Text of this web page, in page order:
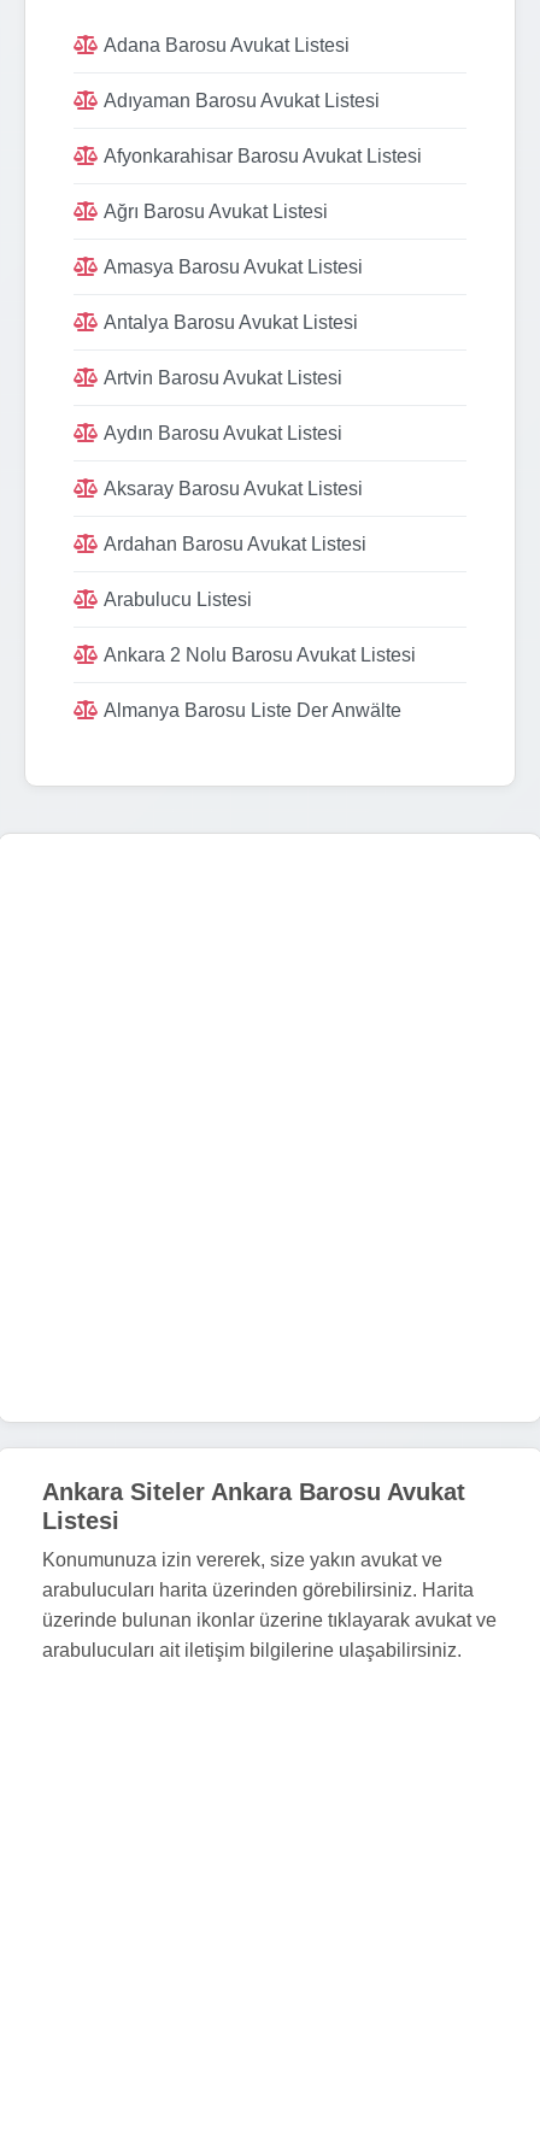
Adana Barosu Avukat Listesi
Adıyaman Barosu Avukat Listesi
Afyonkarahisar Barosu Avukat Listesi
Ağrı Barosu Avukat Listesi
Amasya Barosu Avukat Listesi
Antalya Barosu Avukat Listesi
Artvin Barosu Avukat Listesi
Aydın Barosu Avukat Listesi
Aksaray Barosu Avukat Listesi
Ardahan Barosu Avukat Listesi
Arabulucu Listesi
Ankara 2 Nolu Barosu Avukat Listesi
Almanya Barosu Liste Der Anwälte
Ankara Siteler Ankara Barosu Avukat
Listesi
Konumunuza izin vererek, size yakın avukat ve
arabulucuları harita üzerinden görebilirsiniz. Harita
üzerinde bulunan ikonlar üzerine tıklayarak avukat ve
arabulucuları ait iletişim bilgilerine ulaşabilirsiniz.